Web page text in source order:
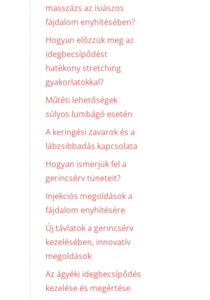
masszázs az isiászos
fájdalom enyhítésében?
Hogyan előzzük meg az
idegbecsípődést
hatékony stretching
gyakorlatokkal?
Műtéti lehetőségek
súlyos lumbágó esetén
A keringési zavarok és a
lábzsibbadás kapcsolata
Hogyan ismerjük fel a
gerincsérv tüneteit?
Injekciós megoldások a
fájdalom enyhítésére
Új távlatok a gerincsérv
kezelésében, innovatív
megoldások
Az ágyéki idegbecsípődés
kezelése és megértése